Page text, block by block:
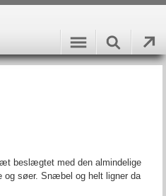
beslægtet med den almindelige
og søer. Snæbel og helt ligner da